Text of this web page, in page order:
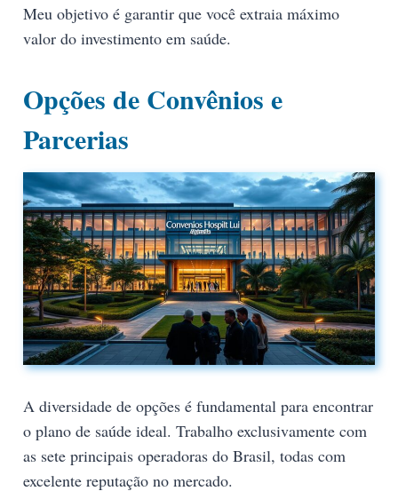
Meu objetivo é garantir que você extraia máximo
valor do investimento em saúde.
Opções de Convênios e
Parcerias
A diversidade de opções é fundamental para encontrar
o plano de saúde ideal. Trabalho exclusivamente com
as sete principais operadoras do Brasil, todas com
excelente reputação no mercado.